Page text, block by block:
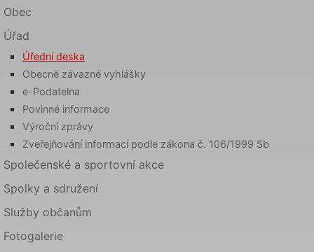
Obec
Úřad
Úřední deska
Obecně závazné vyhlášky
e-Podatelna
Povinné informace
Výroční zprávy
Zveřejňování informací podle zákona č. 106/1999 Sb
Společenské a sportovní akce
Spolky a sdružení
Služby občanům
Fotogalerie